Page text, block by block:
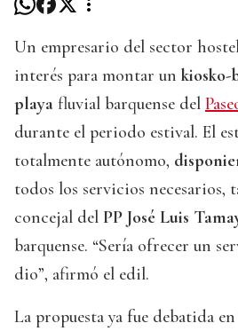
Un empresario del sector
interés para montar un kiosko-
playa fluvial barquense del
durante el periodo estival. El
totalmente autónomo,
todos los servicios necesarios,
concejal del PP José Luis
barquense. “Sería ofrecer un
dio”, afirmó el edil.
La propuesta ya fue debatida